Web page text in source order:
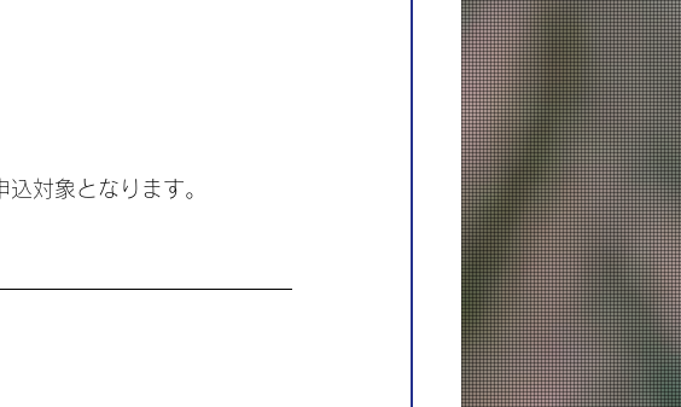
対象となります。